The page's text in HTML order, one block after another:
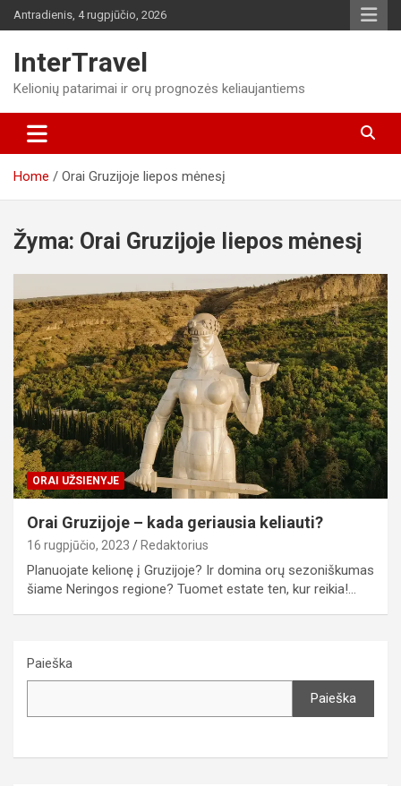
Skip
to
Antradienis, 4 rugpjūčio, 2026
InterTravel
Kelionių patarimai ir orų prognozės keliaujantiems
Home Orai Gruzijoje liepos mėnesį
Žyma: Orai Gruzijoje liepos mėnesį
ORAI UŽSIENYJE
Orai Gruzijoje – kada geriausia keliauti?
16 rugpjūčio, 2023 Redaktorius
Planuojate kelionę į Gruzijoje? Ir domina orų sezoniškumas
šiame Neringos regione? Tuomet estate ten, kur reikia!…
Paieška
Paieška